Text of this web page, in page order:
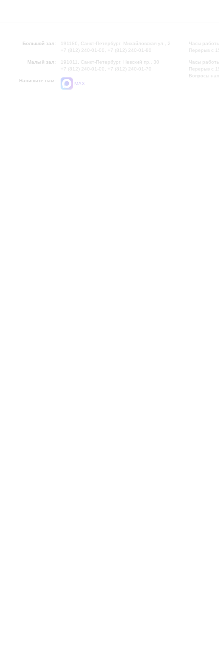
Большой зал:
191186, Санкт-Петербург, Михайловская ул., 2
+7 (812) 240-01-00, +7 (812) 240-01-80
Малый зал:
191011, Санкт-Петербург, Невский пр., 30
+7 (812) 240-01-00, +7 (812) 240-01-70
Напишите нам:
MAX
Часы
Перерыв с
Часы
Перерыв с
Вопросы